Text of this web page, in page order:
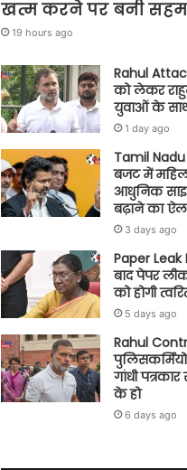
खत्म करने पर बनी
19 hours ago
Rahul Attack
को लेकर
युवाओं के
1 day ago
Tamil
बजट में
आधुनिक
बढ़ाने का
3 days ago
Paper Leak
बाद पेपर
को होगी
5 days ago
Rahul
गांधी
के हो
6 days ago